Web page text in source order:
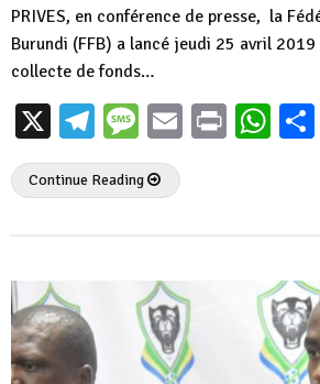
PRIVES, en conférence de presse, la
Burundi (FFB) a lancé jeudi 25 avril 2019
collecte de fonds…
X Telegram
Message
EmailPrint
Continue Reading